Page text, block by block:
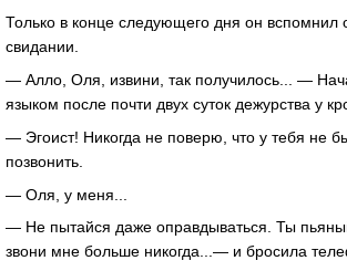
Только в конце следующего дня он вспомнил
свидании.
— Алло, Оля, извини, так получилось... —
языком после почти двух суток дежурства у
— Эгоист! Никогда не поверю, что у тебя не
позвонить.
— Оля, у меня...
— Не пытайся даже оправдываться. Ты
звони мне больше никогда...— и бросила